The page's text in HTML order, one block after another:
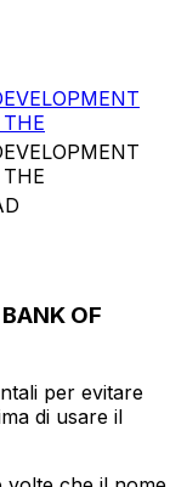
OF
per evitare
di usare il